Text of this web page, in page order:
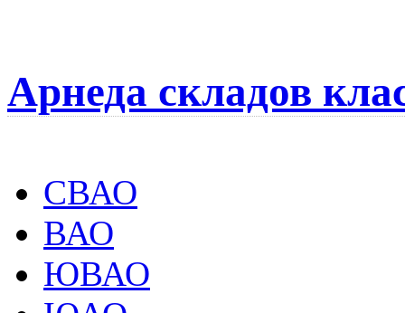
Арнеда складов
СВАО
ВАО
ЮВАО